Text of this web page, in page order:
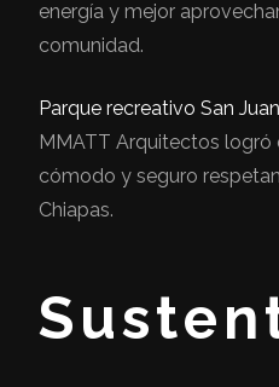
energía y mejor
comunidad.
Parque recreativo San Juan
MMATT Arquitectos logró
cómodo y seguro
Chiapas.